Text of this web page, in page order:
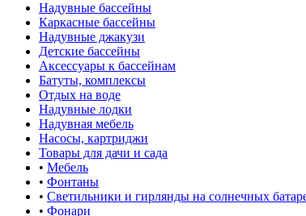
Надувные бассейны
Каркасные бассейны
Надувные джакузи
Детские бассейны
Аксессуары к бассейнам
Батуты, комплексы
Отдых на воде
Надувные лодки
Надувная мебель
Насосы, картриджи
Товары для дачи и сада
• Мебель
• Фонтаны
• Светильники и гирлянды на солнечных
• Фонари